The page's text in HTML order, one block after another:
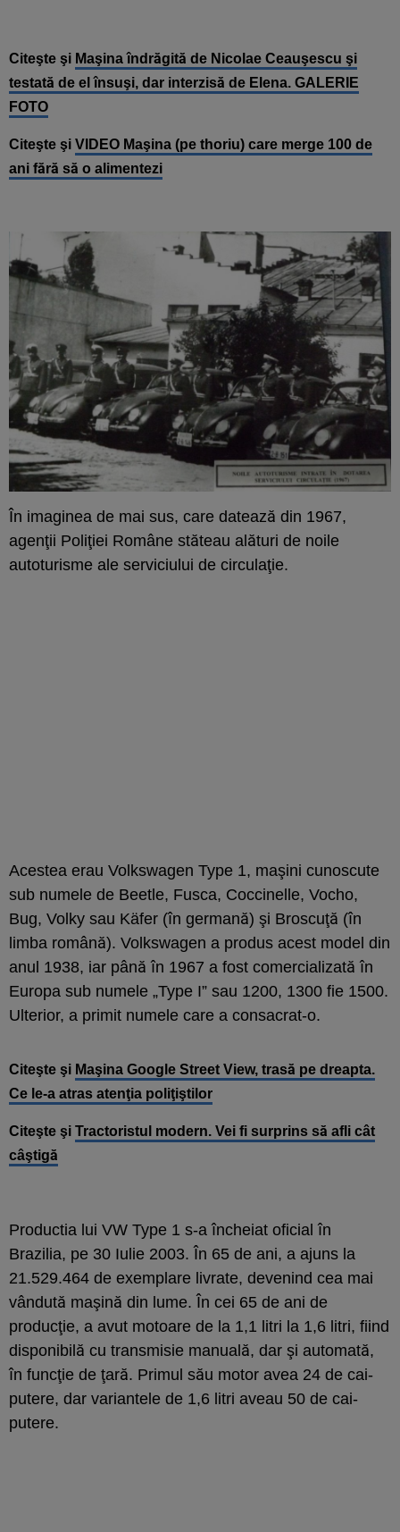
Citeşte şi Maşina îndrăgită de Nicolae Ceauşescu şi
testată de el însuşi, dar interzisă de Elena. GALERIE
FOTO
Citeşte şi VIDEO Maşina (pe thoriu) care merge 100 de
ani fără să o alimentezi
În imaginea de mai sus, care datează din 1967,
agenţii Poliţiei Române stăteau alături de noile
autoturisme ale serviciului de circulaţie.
Acestea erau Volkswagen Type 1, maşini cunoscute
sub numele de Beetle, Fusca, Coccinelle, Vocho,
Bug, Volky sau Käfer (în germană) şi Broscuţă (în
limba română). Volkswagen a produs acest model din
anul 1938, iar până în 1967 a fost comercializată în
Europa sub numele „Type I” sau 1200, 1300 fie 1500.
Ulterior, a primit numele care a consacrat-o.
Citeşte şi Maşina Google Street View, trasă pe dreapta.
Ce le-a atras atenţia poliţiştilor
Citeşte şi Tractoristul modern. Vei fi surprins să afli cât
câştigă
Productia lui VW Type 1 s-a încheiat oficial în
Brazilia, pe 30 Iulie 2003. În 65 de ani, a ajuns la
21.529.464 de exemplare livrate, devenind cea mai
vândută maşină din lume. În cei 65 de ani de
producţie, a avut motoare de la 1,1 litri la 1,6 litri, fiind
disponibilă cu transmisie manuală, dar şi automată,
în funcţie de ţară. Primul său motor avea 24 de cai-
putere, dar variantele de 1,6 litri aveau 50 de cai-
putere.